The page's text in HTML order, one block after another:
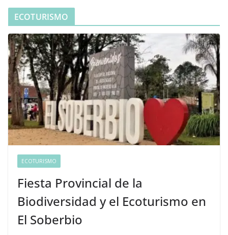
ECOTURISMO
ECOTURISMO
Fiesta Provincial de la
Biodiversidad y el Ecoturismo en
El Soberbio